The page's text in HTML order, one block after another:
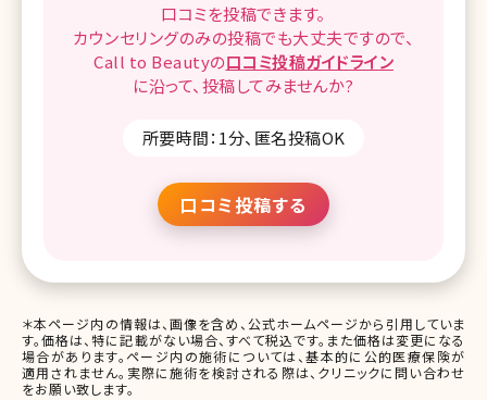
口コミを投稿できます。
カウンセリングのみの投稿でも大丈夫ですので、
Call to Beautyの口コミ投稿ガイドライン
に沿って、 投稿してみませんか?
所要時間：1分、匿名投稿OK
口コミ投稿する
＊本ページ内の情報は、画像を含め、公式ホームページから引用していま
す。価格は、特に記載がない場合、すべて税込です。また価格は変更になる
場合があります。ページ内の施術については、基本的に公的医療保険が
適用されません。実際に施術を検討される際は、クリニックに問い合わせ
をお願い致します。